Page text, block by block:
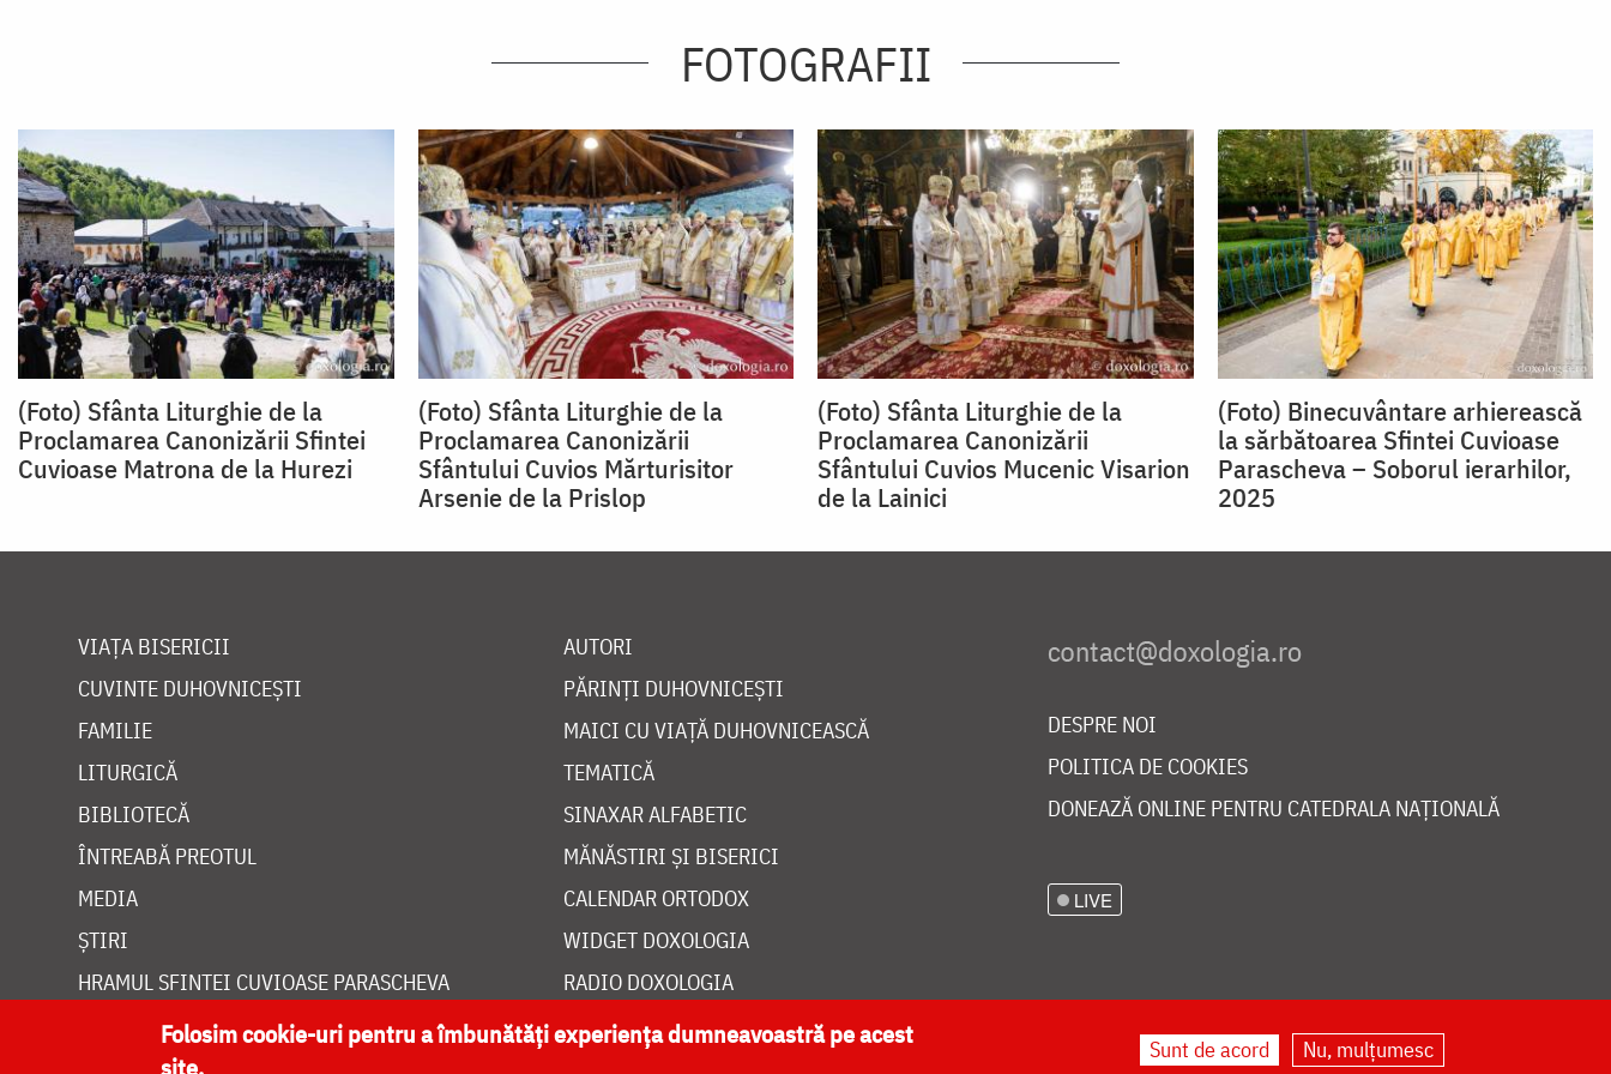
FOTOGRAFII
(Foto) Sfânta Liturghie de la
Proclamarea Canonizării Sfintei
Cuvioase Matrona de la Hurezi
(Foto) Sfânta Liturghie de la
Proclamarea Canonizării
Sfântului Cuvios Mărturisitor
Arsenie de la Prislop
(Foto) Sfânta Liturghie de la
Proclamarea Canonizării
Sfântului Cuvios Mucenic Visarion
de la Lainici
(Foto) Binecuvântare arhierească
la sărbătoarea Sfintei Cuvioase
Parascheva – Soborul ierarhilor,
2025
VIAȚA BISERICII
CUVINTE DUHOVNICEȘTI
FAMILIE
LITURGICĂ
BIBLIOTECĂ
ÎNTREABĂ PREOTUL
MEDIA
ȘTIRI
HRAMUL SFINTEI CUVIOASE PARASCHEVA
AUTORI
PĂRINȚI DUHOVNICEȘTI
MAICI CU VIAȚĂ DUHOVNICEASCĂ
TEMATICĂ
SINAXAR ALFABETIC
MĂNĂSTIRI ȘI BISERICI
CALENDAR ORTODOX
WIDGET DOXOLOGIA
RADIO DOXOLOGIA
DESPRE NOI
POLITICA DE COOKIES
DONEAZĂ ONLINE PENTRU CATEDRALA NAȚIONALĂ
LIVE
Folosim cookie-uri pentru a îmbunătăți experiența dumneavoastră pe acest
site.
Sunt de acord Nu, mulțumesc